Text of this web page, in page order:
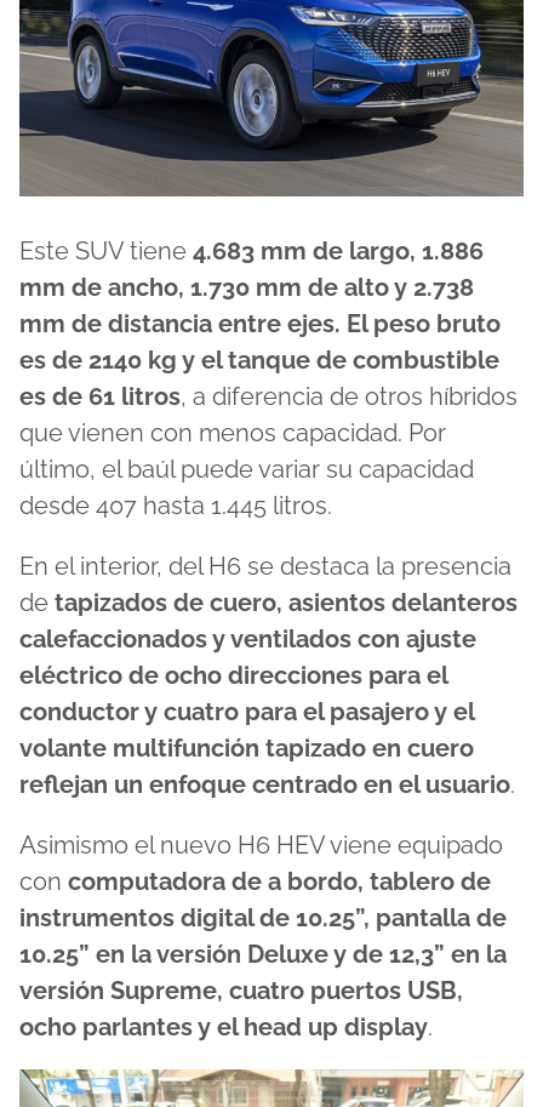
Este SUV tiene 4.683 mm de largo, 1.886
mm de ancho, 1.730 mm de alto y 2.738
mm de distancia entre ejes. El peso bruto
es de 2140 kg y el tanque de combustible
es de 61 litros, a diferencia de otros híbridos
que vienen con menos capacidad. Por
último, el baúl puede variar su capacidad
desde 407 hasta 1.445 litros.
En el interior, del H6 se destaca la presencia
de tapizados de cuero, asientos delanteros
calefaccionados y ventilados con ajuste
eléctrico de ocho direcciones para el
conductor y cuatro para el pasajero y el
volante multifunción tapizado en cuero
reflejan un enfoque centrado en el usuario.
Asimismo el nuevo H6 HEV viene equipado
con computadora de a bordo, tablero de
instrumentos digital de 10.25”, pantalla de
10.25” en la versión Deluxe y de 12,3” en la
versión Supreme, cuatro puertos USB,
ocho parlantes y el head up display.